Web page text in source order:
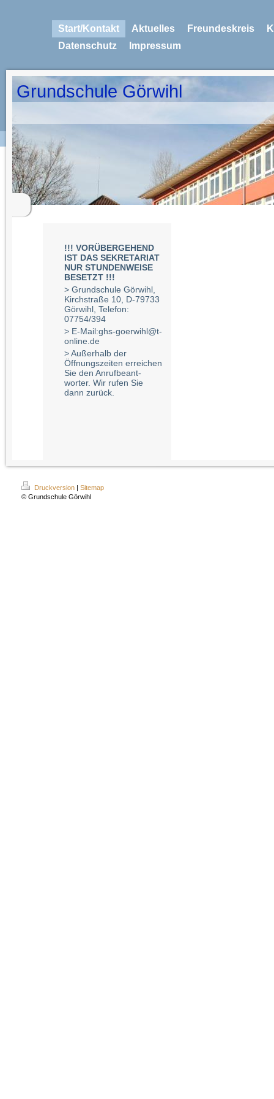
Start/Kontakt Aktuelles Freundeskreis
Datenschutz
Impressum
Grundschule Görwihl
!!! VORÜBERGEHEND
IST DAS SEKRETARIAT
NUR STUNDENWEISE
BESETZT !!!
> Grundschule Görwihl,
Kirchstraße 10, D-79733
Görwihl, Telefon:
07754/394
> E-Mail:ghs-goerwihl@t-
online.de
> Außerhalb der
Öffnungszeiten erreichen
Sie den Anrufbeant-
worter. Wir rufen Sie
dann zurück.
Druckversion | Sitemap
© Grundschule Görwihl